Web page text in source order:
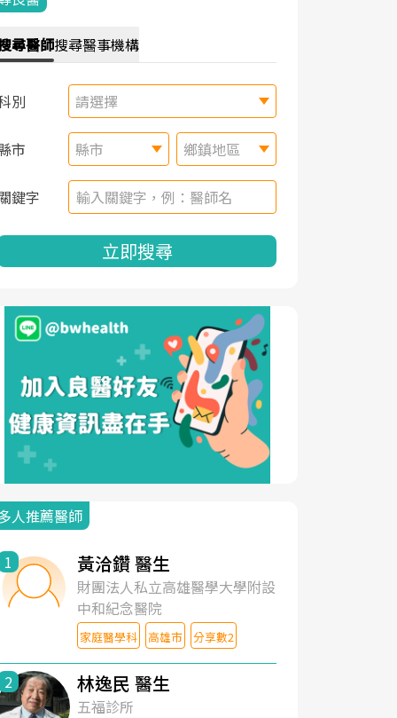
尋醫師搜尋醫事機構
別 請選擇
市 縣市 鄉鎮地區
鍵字
立即搜尋
人推薦醫師
1 黃洽鑽 醫生
財團法人私立高雄醫學大學附設
中和紀念醫院
家庭醫學科 高雄市 分享數2
2 林逸民 醫生
五福診所